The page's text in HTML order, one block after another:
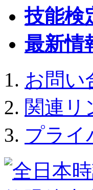
技能検
最新情
お問い
関連リ
プライ